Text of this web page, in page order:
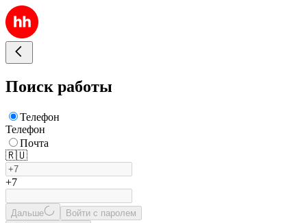
Поиск работы
Телефон
Телефон
Почта
🇷🇺
+7
Дальше
Войти с паролем